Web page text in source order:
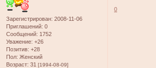
Зарегистрирован: 2008-11-06
Приглашений: 0
Сообщений: 1752
Уважение: +26
Позитив: +28
Пол: Женский
Возраст: 31 [1994-08-09]
0